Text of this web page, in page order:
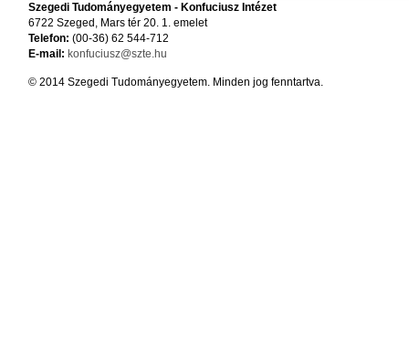
Szegedi Tudományegyetem - Konfuciusz Intézet
6722 Szeged, Mars tér 20. 1. emelet
Telefon: (00-36) 62 544-712
E-mail: konfuciusz@szte.hu
© 2014 Szegedi Tudományegyetem. Minden jog fenntartva.